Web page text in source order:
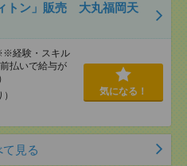
トン」販売 大丸福岡天
経験・スキル
払いで給与が
気になる！
て見る